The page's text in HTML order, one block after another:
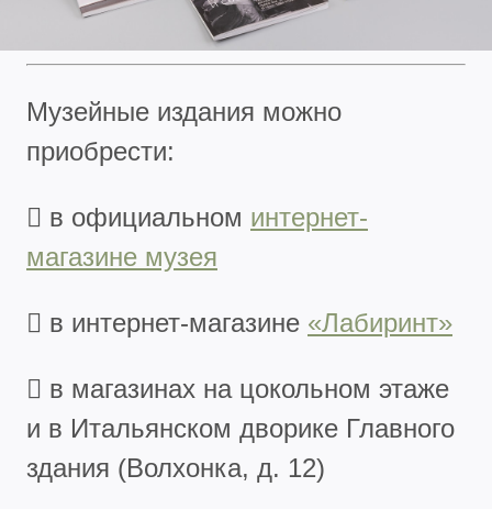
Музейные издания можно
приобрести:
 в официальном интернет-
магазине музея
 в интернет-магазине «Лабиринт»
 в магазинах на цокольном этаже
и в Итальянском дворике Главного
здания (Волхонка, д. 12)